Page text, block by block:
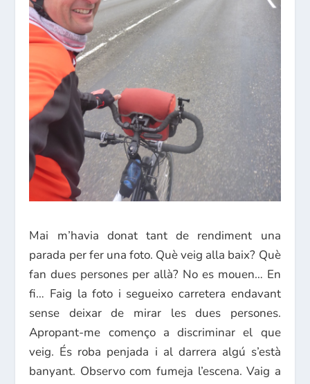
Mai m’havia donat tant de rendiment una
parada per fer una foto. Què veig alla baix? Què
fan dues persones per allà? No es mouen… En
fi… Faig la foto i segueixo carretera endavant
sense deixar de mirar les dues persones.
Apropant-me començo a discriminar el que
veig. És roba penjada i al darrera algú s’està
banyant. Observo com fumeja l’escena. Vaig a